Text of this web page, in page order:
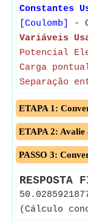
Constantes
[Coulomb]
-
Variáveis
Potencial
Carga
Separação
ETAPA 1:
ETAPA 2: Avalie
PASSO 3:
RESPOSTA
(Cálculo